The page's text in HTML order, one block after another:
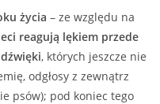
życia – ze względu na
reagują lękiem przede
, których jeszcze nie
odgłosy z zewnątrz
psów); pod koniec tego